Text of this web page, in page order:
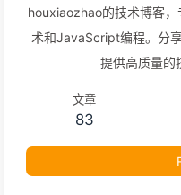
houxiaozhao的技术博客
术和JavaScript编程。分
提供高质量的
文章
83